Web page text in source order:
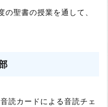
聖書の授業を通して、
読カードによる音読チェ